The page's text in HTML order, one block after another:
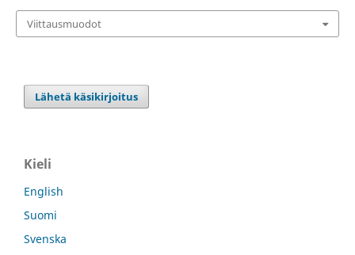
Viittausmuodot
Lähetä käsikirjoitus
Kieli
English
Suomi
Svenska